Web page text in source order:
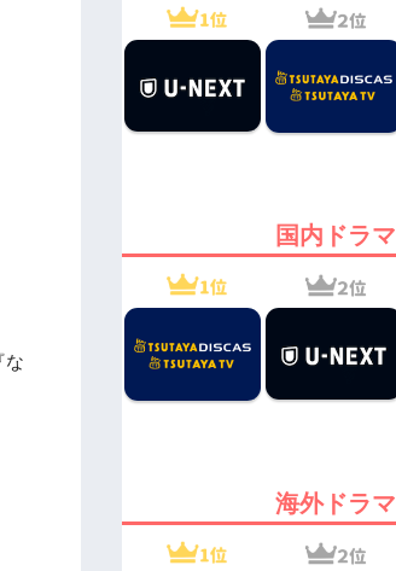
な
国内ドラマ
海外ドラマ